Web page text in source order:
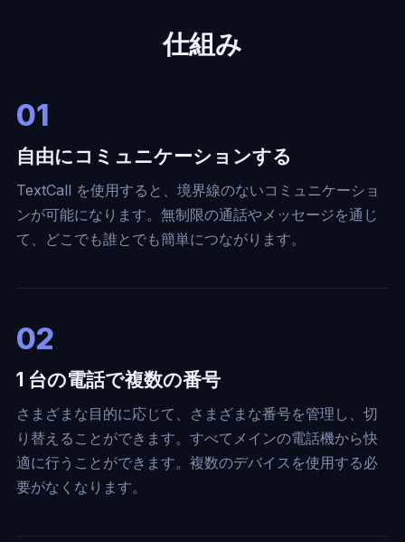
仕組み
01
自由にコミュニケーションする
TextCall を使用すると、境界線のないコミュニケーショ
ンが可能になります。無制限の通話やメッセージを通じ
て、どこでも誰とでも簡単につながります。
02
1 台の電話で複数の番号
さまざまな目的に応じて、さまざまな番号を管理し、切
り替えることができます。すべてメインの電話機から快
適に行うことができます。複数のデバイスを使用する必
要がなくなります。